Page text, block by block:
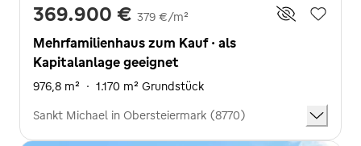
369.900 € 379 €/m²
Mehrfamilienhaus zum Kauf · als
Kapitalanlage geeignet
976,8 m² · 1.170 m² Grundstück
Sankt Michael in Obersteiermark (8770)